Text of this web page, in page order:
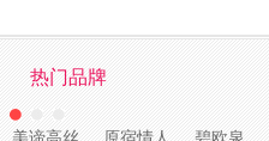
热门品牌